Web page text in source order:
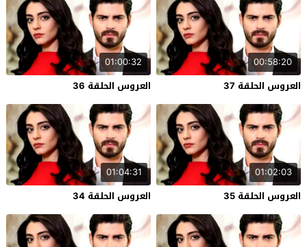
00:58:20
العروس الحلقة 37
01:00:32
العروس الحلقة 36
01:02:03
العروس الحلقة 35
01:04:31
العروس الحلقة 34